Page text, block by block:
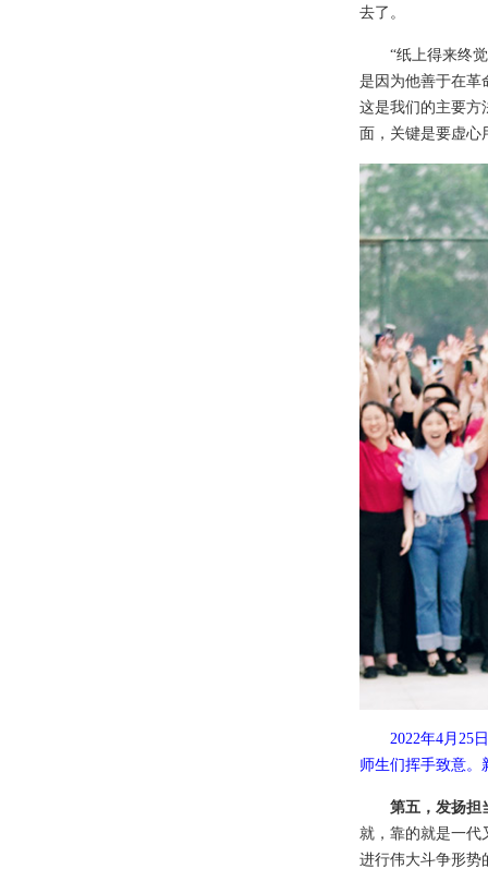
去了。
“纸上得来终
是因为他善于在
这是我们的主要方
面，关键是要虚心
2022年4月25
师生们挥手致意。
第五，发扬担
就，靠的就是一代
进行伟大斗争形势